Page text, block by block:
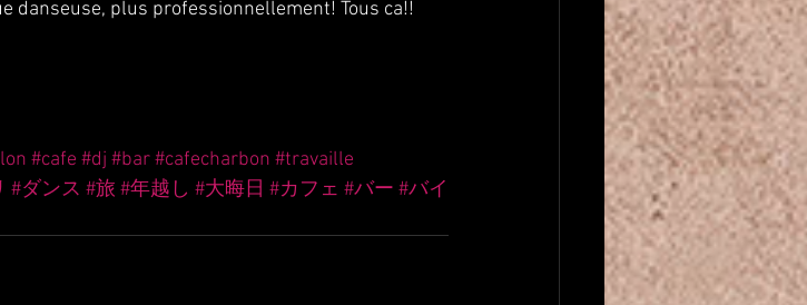
danseuse, plus professionnellement! Tous ca!!
#cafe #dj #bar#cafecharbon #travaille
#ダンス #旅 #年越し #大晦日 #カフェ #バー #バイ